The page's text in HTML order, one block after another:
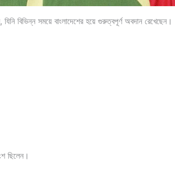
বিভিন্ন সময়ে বাংলাদেশের হয়ে গুরুত্বপূর্ণ অবদান রেখেছেন।
ছিলেন।